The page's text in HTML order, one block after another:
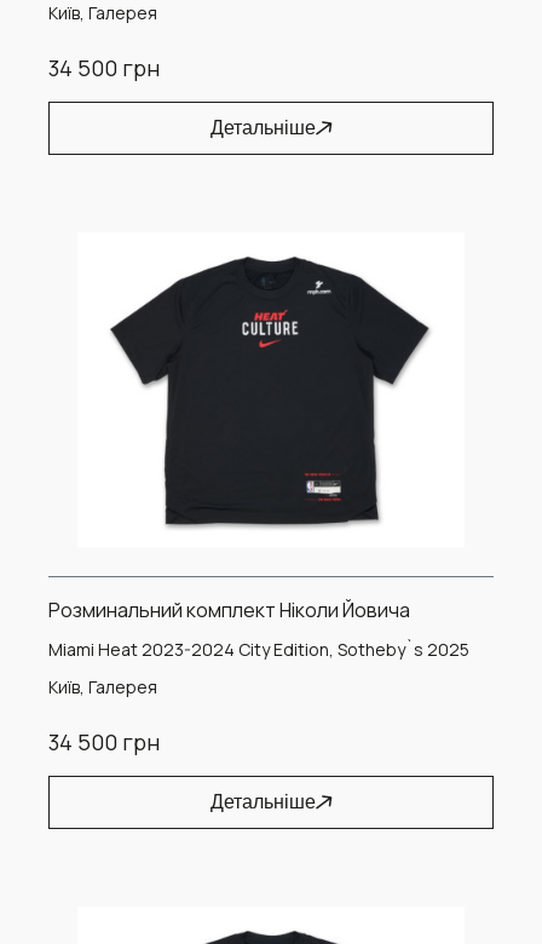
Київ, Галерея
34 500 грн
Детальніше
Розминальний комплект Ніколи Йовича
Miami Heat 2023-2024 City Edition, Sotheby`s 2025
Київ, Галерея
34 500 грн
Детальніше